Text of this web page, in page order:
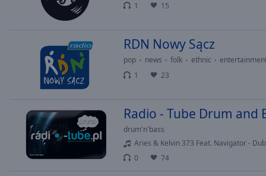
1
15
RDN Nowy Sącz
pop news folk ethnic
1
23
Radio - Tube Drum and
drum'n'bass
Aries & Kelvin 373 Feat. Navigator -
0
74